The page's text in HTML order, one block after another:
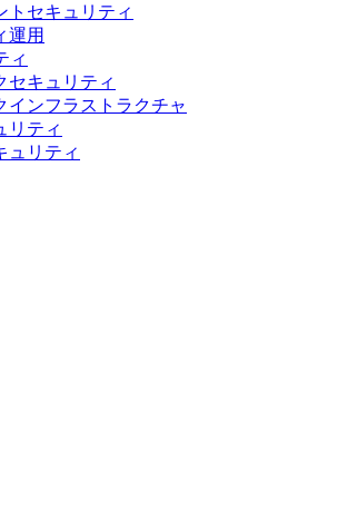
トセキュリティ
運用
ィ
セキュリティ
インフラストラクチャ
リティ
ュリティ